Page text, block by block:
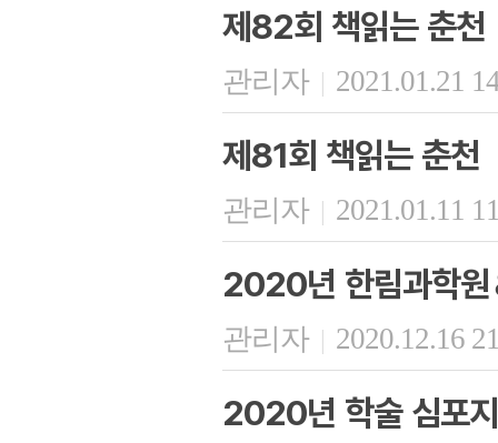
제82회 책읽는 춘천
관리자 | 2021.01.21
제81회 책읽는 춘천
관리자 | 2021.01.11
2020년 한림과학원
관리자 | 2020.12.16
2020년 학술 심포